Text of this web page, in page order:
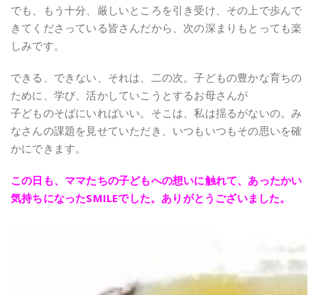
でも、もう十分、厳しいところを引き受け、その上で歩んで
きてくださっている皆さんだから、次の深まりもとっても楽
しみです。
できる、できない、それは、二の次。子どもの豊かな育ちの
ために、学び、活かしていこうとするお母さんが
子どものそばにいればいい。そこは、私は揺るがないの。み
なさんの課題を見せていただき、いつもいつもその思いを確
かにできます。
この日も、ママたちの子どもへの想いに触れて、あったかい
気持ちになったSMILEでした。ありがとうございました。